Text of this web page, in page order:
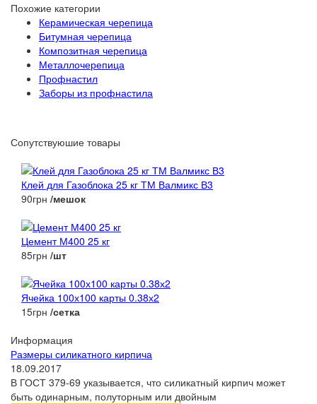
Похожие категории
Керамическая черепица
Битумная черепица
Композитная черепица
Металлочерепица
Профнастил
Заборы из профнастила
Сопутствуюшие товары
Клей для Газоблока 25 кг ТМ Валмикс В3
90грн /мешок
Цемент М400 25 кг
85грн /шт
Ячейка 100х100 карты 0.38х2
15грн /сетка
Информация
Размеры силикатного кирпича
18.09.2017
В ГОСТ 379-69 указывается, что силикатный кирпич может
быть одинарным, полуторным или двойным